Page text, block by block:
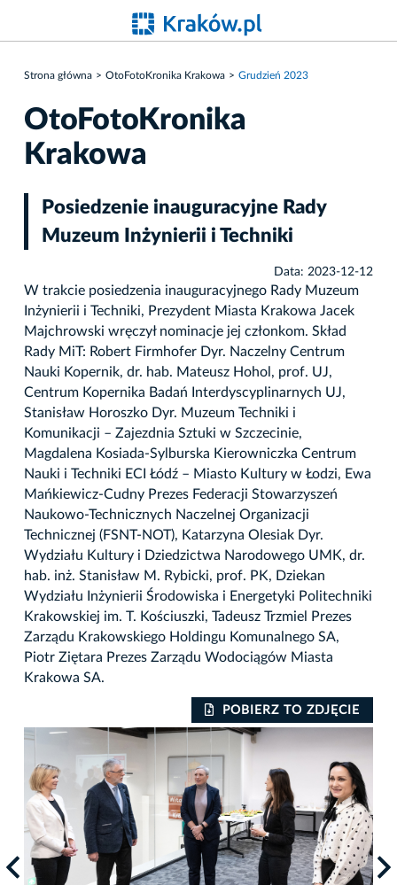
Strona główna OtoFotoKronika Krakowa Grudzień 2023
OtoFotoKronika
Krakowa
Posiedzenie inauguracyjne Rady
Muzeum Inżynierii i Techniki
Data: 2023-12-12
W trakcie posiedzenia inauguracyjnego Rady Muzeum
Inżynierii i Techniki, Prezydent Miasta Krakowa Jacek
Majchrowski wręczył nominacje jej członkom. Skład
Rady MiT: Robert Firmhofer Dyr. Naczelny Centrum
Nauki Kopernik, dr. hab. Mateusz Hohol, prof. UJ,
Centrum Kopernika Badań Interdyscyplinarnych UJ,
Stanisław Horoszko Dyr. Muzeum Techniki i
Komunikacji – Zajezdnia Sztuki w Szczecinie,
Magdalena Kosiada-Sylburska Kierowniczka Centrum
Nauki i Techniki ECI Łódź – Miasto Kultury w Łodzi, Ewa
Mańkiewicz-Cudny Prezes Federacji Stowarzyszeń
Naukowo-Technicznych Naczelnej Organizacji
Technicznej (FSNT-NOT), Katarzyna Olesiak Dyr.
Wydziału Kultury i Dziedzictwa Narodowego UMK, dr.
hab. inż. Stanisław M. Rybicki, prof. PK, Dziekan
Wydziału Inżynierii Środowiska i Energetyki Politechniki
Krakowskiej im. T. Kościuszki, Tadeusz Trzmiel Prezes
Zarządu Krakowskiego Holdingu Komunalnego SA,
Piotr Ziętara Prezes Zarządu Wodociągów Miasta
Krakowa SA.
POBIERZ TO ZDJĘCIE